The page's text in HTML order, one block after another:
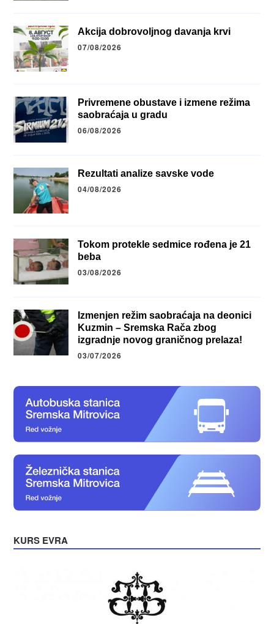
Akcija dobrovoljnog davanja krvi
07/08/2026
Privremene obustave i izmene režima
saobraćaja u gradu
06/08/2026
Rezultati analize savske vode
04/08/2026
Tokom protekle sedmice rođena je 21
beba
03/08/2026
Izmenjen režim saobraćaja na deonici
Kuzmin – Sremska Rača zbog
izgradnje novog graničnog prelaza!
03/07/2026
KURS EVRA